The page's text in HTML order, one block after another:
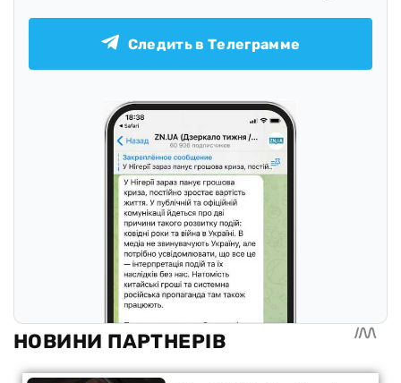
Следить в Телеграмме